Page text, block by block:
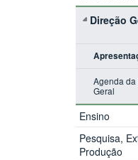
Direção
Agenda da
Geral
Ensino
Pesquisa,
Produção